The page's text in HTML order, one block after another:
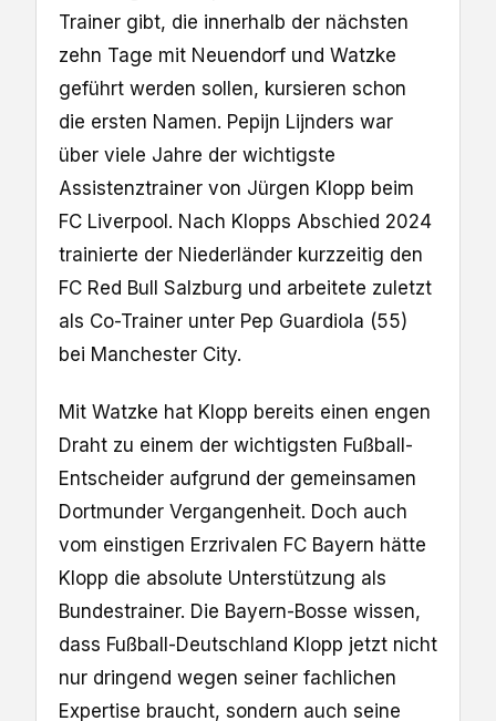
Trainer gibt, die innerhalb der nächsten
zehn Tage mit Neuendorf und Watzke
geführt werden sollen, kursieren schon
die ersten Namen. Pepijn Lijnders war
über viele Jahre der wichtigste
Assistenztrainer von Jürgen Klopp beim
FC Liverpool. Nach Klopps Abschied 2024
trainierte der Niederländer kurzzeitig den
FC Red Bull Salzburg und arbeitete zuletzt
als Co-Trainer unter Pep Guardiola (55)
bei Manchester City.
Mit Watzke hat Klopp bereits einen engen
Draht zu einem der wichtigsten Fußball-
Entscheider aufgrund der gemeinsamen
Dortmunder Vergangenheit. Doch auch
vom einstigen Erzrivalen FC Bayern hätte
Klopp die absolute Unterstützung als
Bundestrainer. Die Bayern-Bosse wissen,
dass Fußball-Deutschland Klopp jetzt nicht
nur dringend wegen seiner fachlichen
Expertise braucht, sondern auch seine